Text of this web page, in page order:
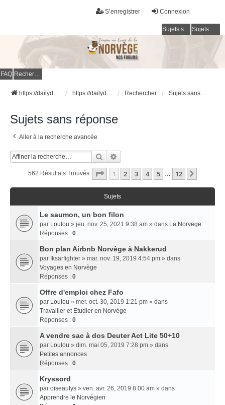
Connexion
S’enregistrer
Sujets sans réponse Sujets actifs
FAQ Rechercher
https://dailydigesthub.com https://dailydigesthub.com Rechercher Sujets sans réponse
Sujets sans réponse
Aller à la recherche avancée
Rechercher
562 Résultats Trouvés Page 1Sur
1 2 3 4 5 … 12
Sujets
Le saumon, un bon filon
par Loulou » jeu. nov. 25, 2021 9:38 am » dans La Norvege
Réponses : 0
Bon plan Airbnb Norvège à Nakkerud
par Iksarfighter » mar. nov. 19, 2019 4:54 pm » dans
Voyages en Norvège
Réponses : 0
Offre d'emploi chez Fafo
par Loulou » mer. oct. 30, 2019 1:21 pm » dans
Travailler et Etudier en Norvège
Réponses : 0
A vendre sac à dos Deuter Act Lite 50+10
par Loulou » dim. mai 05, 2019 7:28 pm » dans
Petites annonces
Réponses : 0
Kryssord
par oiseaulys » ven. avr. 26, 2019 8:00 am » dans
Apprendre le Norvégien